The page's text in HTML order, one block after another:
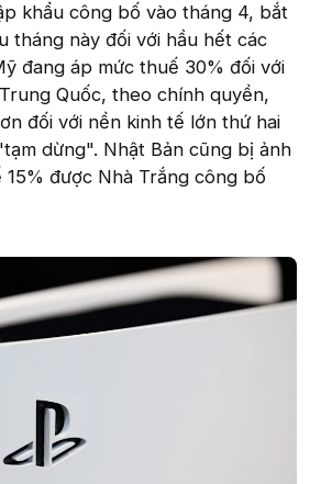
khẩu công bố vào tháng 4, bắt
tháng này đối với hầu hết các
đang áp mức thuế 30% đối với
Quốc, theo chính quyền,
đối với nền kinh tế lớn thứ hai
dừng". Nhật Bản cũng bị ảnh
được Nhà Trắng công bố